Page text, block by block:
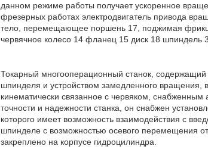
данном режиме работы получает ускоренное
фрезерных работах электродвигатель привода
тело, перемещающее поршень 17, поджимая
червячное колесо 14 фланец 15 диск 18 шпиндель
Токарный многооперационный станок,
шпинделя и устройством замедленного
кинематически связанное с червяком,
точности и надежности станка, он снабжен
которого имеет возможность взаимодействия с
шпинделе с возможностью осевого перемещения
закреплено на корпусе гидроцилиндра.